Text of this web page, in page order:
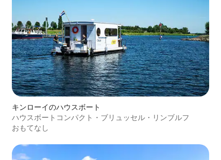
キンローイのハウスボート
ハウスボートコンパクト・ブリュッセル・リンブルフ
おもてなし